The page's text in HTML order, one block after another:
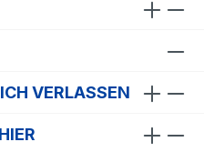
VERLASSEN